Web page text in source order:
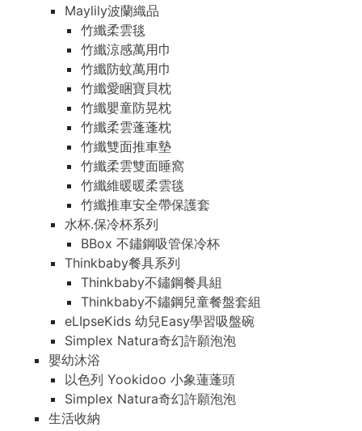
Maylily波蘭織品
竹纖柔雲毯
竹纖涼感萬用巾
竹纖防蚊萬用巾
竹纖愛睏寶貝枕
竹纖嬰童防晃枕
竹纖柔雲蓬蓬枕
竹纖雙面推車墊
竹纖柔雲雙面睡窩
竹纖維暖暖柔雲毯
竹纖推車安全帶保護套
水杯.保冷杯系列
BBox 不鏽鋼吸管保冷杯
Thinkbaby餐具系列
Thinkbaby不鏽鋼餐具組
Thinkbaby不鏽鋼兒童餐盤套組
eLIpseKids 幼兒Easy學習吸盤碗
Simplex Natura奇幻許願泡泡
嬰幼沐浴
以色列 Yookidoo 小象蓮蓬頭
Simplex Natura奇幻許願泡泡
生活收納